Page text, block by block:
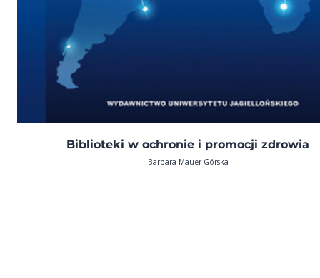
Biblioteki w ochronie i promocji zdrowia
Barbara Mauer-Górska